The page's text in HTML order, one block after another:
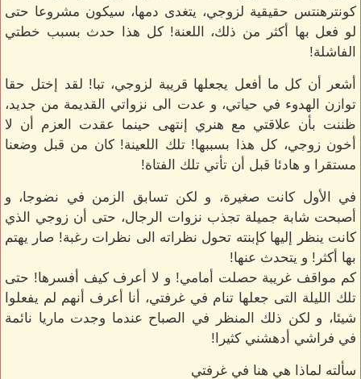
كونترهنتس حقيقية لزوجي، يتغدى دمها، سيكون مشروعا حتى
لو فعل بها أكثر من ذلك، اللعنة! كل هذا حدث بسبب خطتي
الفاشلة!
أشعر أن كل ما أفعل يجعلها قريبة لزوجي، تبا! لقد إختل حقا
توازن الهدوء في حياتي، و عدت الى نزواتي القديمة من جديد،
ظننت بأن علاقتي مع هنري إنتهى حينما عقدت العزم أن لا
أخون زوجي، كل هذا بسببها! تلك اللعينة! كان من قبل وضعنا
مستقرا و هادئا قبل أن تأتي تلك الفتاة!
في الأول كانت صغيرة، و لكن تسابق الزمن في نضوجا، و
أصبحت شابة جميلة تجذب نزوات الرجال، حتى أن زوجي الذي
كانت ينظر إليها كإبنته تحول نظراته الى نظرات رغبة! صار يهتم
بها أكثر! و يتحدث عنها!
كم مواقف غريبة حصلت أمامي! و لا أعرف كيف أفسرها! حتى
تلك الليلة التى جعلها تنام في غرفتي، أنا أعرف أنهم لم يفعلوا
شيئا، و لكن ذلك المنظر في الصباح عندما وجدت ماريا نائمة
في فراشي أدهشني كثيرا!
سألته لماذا هي هنا في غرفتي